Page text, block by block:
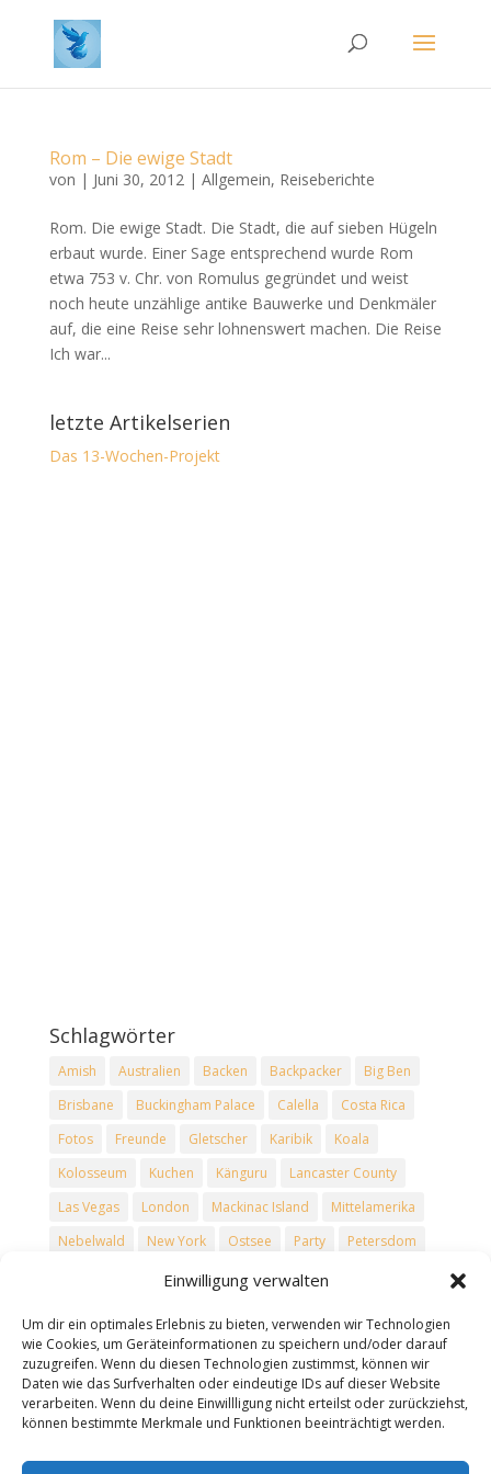
Einwilligung verwalten
Um dir ein optimales Erlebnis zu bieten, verwenden wir Technologien
wie Cookies, um Geräteinformationen zu speichern und/oder darauf
zuzugreifen. Wenn du diesen Technologien zustimmst, können wir
Daten wie das Surfverhalten oder eindeutige IDs auf dieser Website
verarbeiten. Wenn du deine Einwillligung nicht erteilst oder zurückziehst,
können bestimmte Merkmale und Funktionen beeinträchtigt werden.
Rom – Die ewige Stadt
von | Juni 30, 2012| Allgemein, Reiseberichte
Rom. Die ewige Stadt. Die Stadt, die auf sieben Hügeln
erbaut wurde. Einer Sage entsprechend wurde Rom
etwa 753 v. Chr. von Romulus gegründet und weist
noch heute unzählige antike Bauwerke und Denkmäler
auf, die eine Reise sehr lohnenswert machen. Die Reise
Ich war...
letzte Artikelserien
Das 13-Wochen-Projekt
Schlagwörter
Amish Australien Backen Backpacker
Big Ben
Brisbane
Buckingham Palace Calella
Costa Rica
Fotos
Freunde Gletscher Karibik
Koala
Kolosseum
Kuchen Känguru
Lancaster County
Las Vegas
London Mackinac Island
Mittelamerika
Nebelwald
New York Ostsee Party
Petersdom
Regenwald Reise Reisen
Spanien
Tower Bridge Trevi-Brunnen
Urlaub
USA
Vatikan Vulkane Washington D.C. Winter